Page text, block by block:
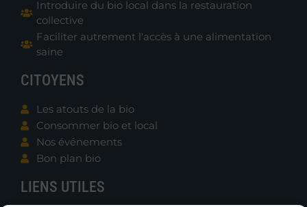
Introduire du bio local dans la restauration
collective
Faciliter autrement l'accès à une alimentation
saine
CITOYENS
Les atouts de la bio
Consommer bio et local
Nos événements
Bon plan bio
LIENS UTILES